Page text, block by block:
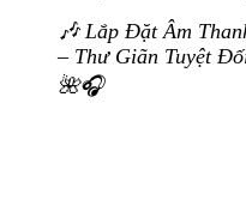
🎶 Lắp Đặt Âm
– Thư Giãn Tuyệt
🌺🎧